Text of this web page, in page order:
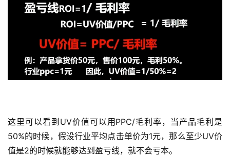
这里可以看到UV价值可以用PPC/毛利率，当产品毛利是
50%的时候，假设行业平均点击单价为1元，那么至少UV价
值是2的时候就能够达到盈亏线，就不会亏本。